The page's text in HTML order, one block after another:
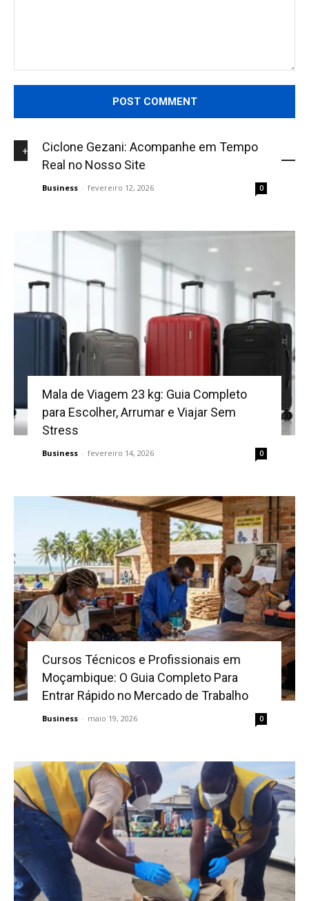
+NOVIDADES
Ciclone Gezani: Acompanhe em Tempo
Real no Nosso Site
Business - fevereiro 12, 2026 0
Mala de Viagem 23 kg: Guia Completo
para Escolher, Arrumar e Viajar Sem
Stress
Business - fevereiro 14, 2026 0
Cursos Técnicos e Profissionais em
Moçambique: O Guia Completo Para
Entrar Rápido no Mercado de Trabalho
Business - maio 19, 2026 0